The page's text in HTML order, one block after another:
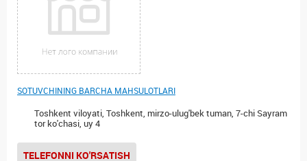
SOTUVCHINING BARCHA MAHSULOTLARI
Toshkent viloyati, Toshkent, mirzo-ulug'bek tuman, 7-chi Sayram
tor ko'chasi, uy 4
TELEFONNI KO'RSATISH